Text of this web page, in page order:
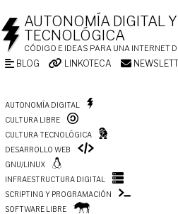
AUTONOMÍA DIGITAL Y
TECNOLÓGICA
CÓDIGO E IDEAS PARA UNA INTERNET
BLOG LINKOTECA
AUTONOMÍA DIGITAL
CULTURA LIBRE
CULTURA TECNOLÓGICA
DESARROLLO WEB
GNU/LINUX
INFRAESTRUCTURA DIGITAL
SCRIPTING Y PROGRAMACIÓN
SOFTWARE LIBRE